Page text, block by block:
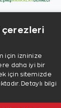
çerezleri
için izninize
daha iyi bir
için sitemizde
Detaylı bilgi